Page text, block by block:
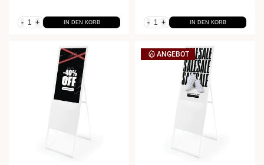
- + IN DEN KORB - + IN DEN KORB
ANGEBOT